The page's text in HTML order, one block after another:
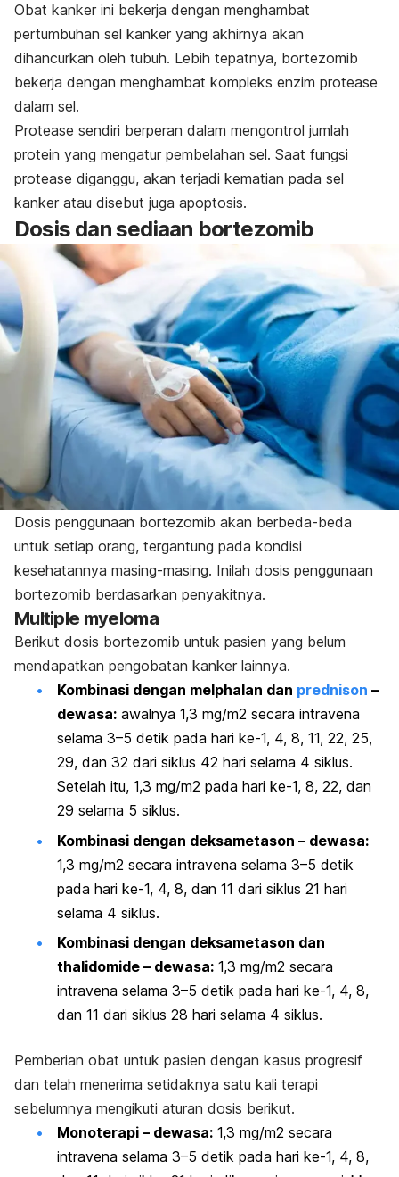
Obat kanker ini bekerja dengan menghambat
pertumbuhan sel kanker yang akhirnya akan
dihancurkan oleh tubuh. Lebih tepatnya, bortezomib
bekerja dengan menghambat kompleks enzim protease
dalam sel.
Protease sendiri berperan dalam mengontrol jumlah
protein yang mengatur pembelahan sel. Saat fungsi
protease diganggu, akan terjadi kematian pada sel
kanker atau disebut juga apoptosis.
Dosis dan sediaan bortezomib
Dosis penggunaan bortezomib akan berbeda-beda
untuk setiap orang, tergantung pada kondisi
kesehatannya masing-masing. Inilah dosis penggunaan
bortezomib berdasarkan penyakitnya.
Multiple myeloma
Berikut dosis bortezomib untuk pasien yang belum
mendapatkan pengobatan kanker lainnya.
Kombinasi dengan melphalan dan prednison –
dewasa: awalnya 1,3 mg/m2 secara intravena
selama 3–5 detik pada hari ke-1, 4, 8, 11, 22, 25,
29, dan 32 dari siklus 42 hari selama 4 siklus.
Setelah itu, 1,3 mg/m2 pada hari ke-1, 8, 22, dan
29 selama 5 siklus.
Kombinasi dengan deksametason – dewasa:
1,3 mg/m2 secara intravena selama 3–5 detik
pada hari ke-1, 4, 8, dan 11 dari siklus 21 hari
selama 4 siklus.
Kombinasi dengan deksametason dan
thalidomide – dewasa: 1,3 mg/m2 secara
intravena selama 3–5 detik pada hari ke-1, 4, 8,
dan 11 dari siklus 28 hari selama 4 siklus.
Pemberian obat untuk pasien dengan kasus progresif
dan telah menerima setidaknya satu kali terapi
sebelumnya mengikuti aturan dosis berikut.
Monoterapi – dewasa: 1,3 mg/m2 secara
intravena selama 3–5 detik pada hari ke-1, 4, 8,